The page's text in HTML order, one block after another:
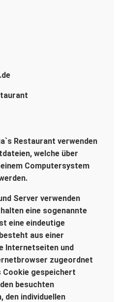
Restaurant verwenden
welche über
Computersystem
Server verwenden
eine sogenannte
eine eindeutige
aus einer
Internetseiten und
zugeordnet
Cookie gespeichert
besuchten
den individuellen